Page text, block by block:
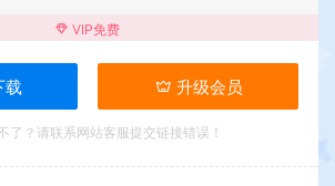
VIP免费
载 升级会员
了？请联系网站客服提交链接错误！